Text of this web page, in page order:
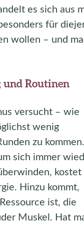
es sich aus
für
wollen – und
und Routinen
versucht – wie
wenig
zu kommen.
sich immer
kostet
Hinzu kommt,
ist, die
Muskel. Hat